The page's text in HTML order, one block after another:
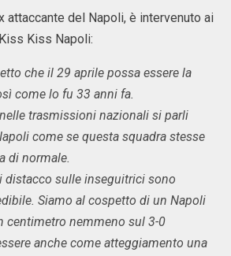
attaccante del Napoli, è intervenuto ai
Kiss Napoli:
che il 29 aprile possa essere la
come lo fu 33 anni fa.
trasmissioni nazionali si parli
come se questa squadra stesse
di normale.
distacco sulle inseguitrici sono
Siamo al cospetto di un Napoli
centimetro nemmeno sul 3-0
anche come atteggiamento una